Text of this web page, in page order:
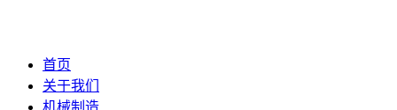
首页
关于我们
机械制造